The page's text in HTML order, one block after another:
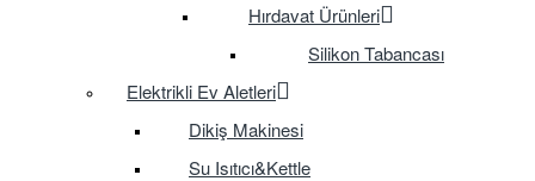
Hırdavat Ürünleri
Silikon Tabancası
Elektrikli Ev Aletleri
Dikiş Makinesi
Su Isıtıcı&Kettle